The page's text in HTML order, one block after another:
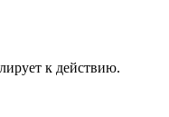
к действию.